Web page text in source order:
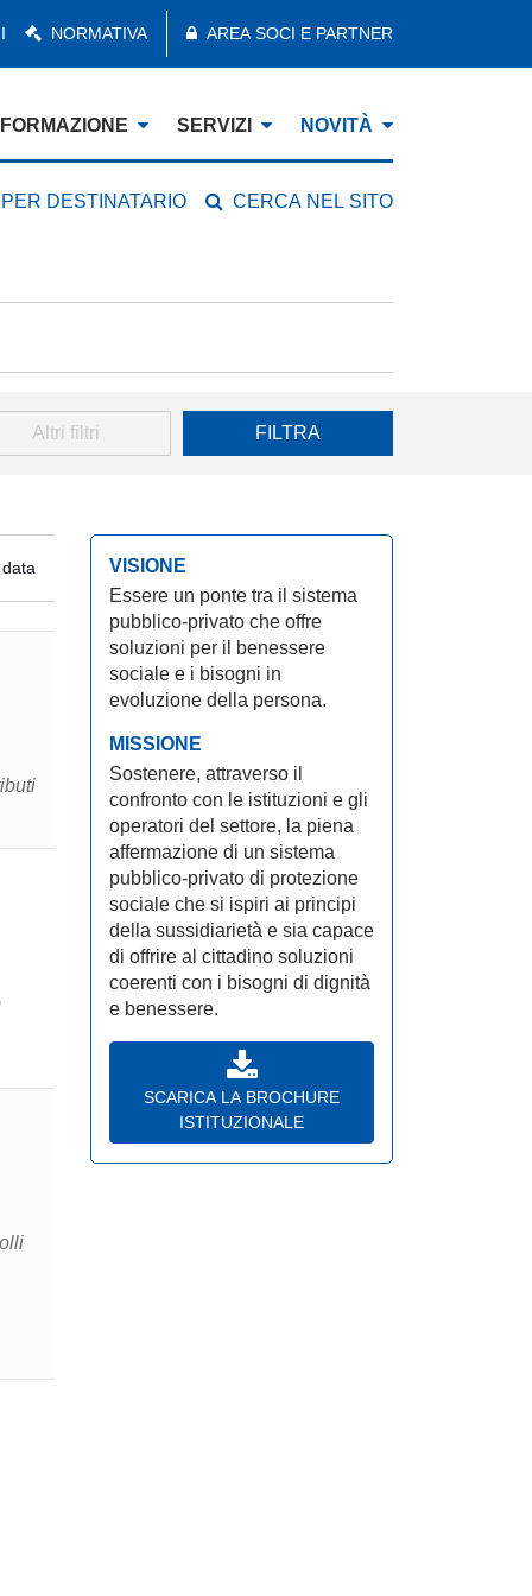
NORMATIVA AREA SOCI E PARTNER
FORMAZIONE SERVIZI NOVITÀ
DESTINATARIO CERCA NEL SITO
Altri filtri FILTRA
VISIONE
Essere un ponte tra il sistema
pubblico-privato che offre
soluzioni per il benessere
sociale e i bisogni in
evoluzione della persona.
MISSIONE
Sostenere, attraverso il
confronto con le istituzioni e gli
operatori del settore, la piena
affermazione di un sistema
pubblico-privato di protezione
sociale che si ispiri ai principi
della sussidiarietà e sia capace
di offrire al cittadino soluzioni
coerenti con i bisogni di dignità
e benessere.
SCARICA LA BROCHURE
ISTITUZIONALE